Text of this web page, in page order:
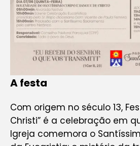
A festa
Com origem no século 13,
Christi” é a celebração em
Igreja comemora o